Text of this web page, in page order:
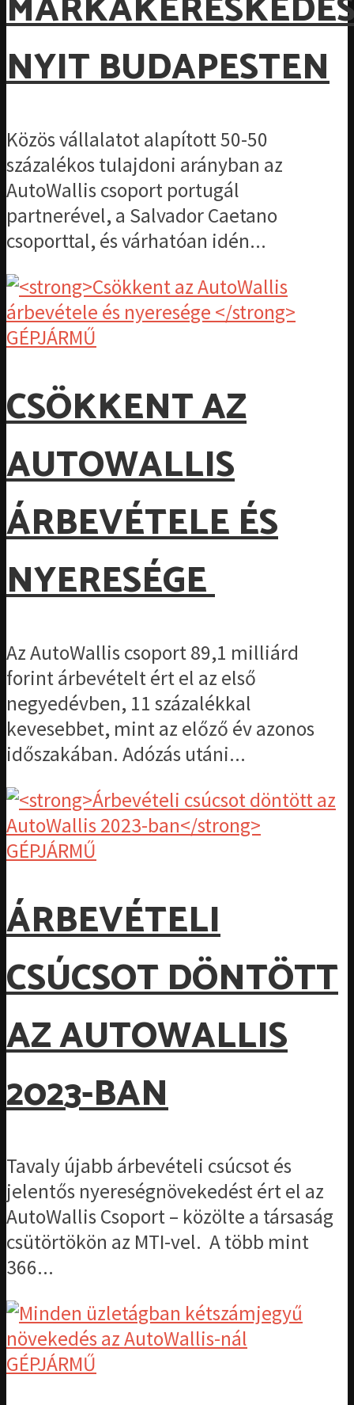
NYIT BUDAPESTEN
Közös vállalatot alapított 50-50
százalékos tulajdoni arányban az
AutoWallis csoport portugál
partnerével, a Salvador Caetano
csoporttal, és várhatóan idén...
GÉPJÁRMŰ
CSÖKKENT AZ
AUTOWALLIS
ÁRBEVÉTELE ÉS
NYERESÉGE
Az AutoWallis csoport 89,1 milliárd
forint árbevételt ért el az első
negyedévben, 11 százalékkal
kevesebbet, mint az előző év azonos
időszakában. Adózás utáni...
GÉPJÁRMŰ
ÁRBEVÉTELI
CSÚCSOT DÖNTÖTT
AZ AUTOWALLIS
2023-BAN
Tavaly újabb árbevételi csúcsot és
jelentős nyereségnövekedést ért el az
AutoWallis Csoport – közölte a társaság
csütörtökön az MTI-vel. A több mint
366...
GÉPJÁRMŰ